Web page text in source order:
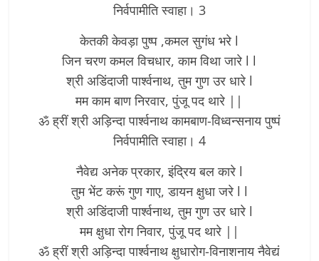
निर्वपामीति स्वाहा। 3
केतकी केवड़ा पुष्प ,कमल सुगंध भरे l
जिन चरण कमल विचधार, काम विथा जारे l l
श्री अडिंदाजी पार्श्वनाथ, तुम गुण उर धारे l
मम काम बाण निरवार, पुंजू पद थारे ||­
ॐ ह्रीं श्री अड़िन्दा पार्श्वनाथ कामबाण-विध्वन्सनाय पुष्पं
निर्वपामीति स्वाहा। 4
नैवेद्य अनेक प्रकार, इंद्रिय बल कारे l
तुम भेंट करूं गुण गाए, डायन क्षुधा जरे l l
श्री अडिंदाजी पार्श्वनाथ, तुम गुण उर धारे l
मम क्षुधा रोग निवार, पुंजू पद थारे ||­
ॐ ह्रीं श्री अड़िन्दा पार्श्वनाथ क्षुधारोग-विनाशनाय नैवेद्यं